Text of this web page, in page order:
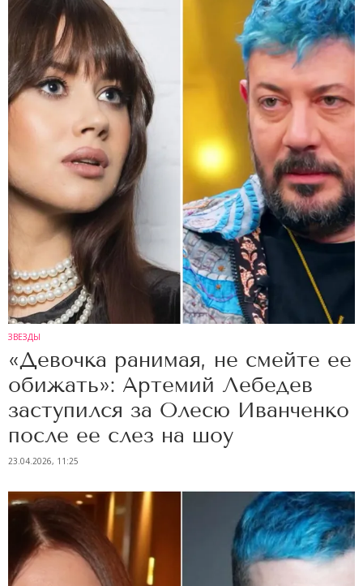
ЗВЕЗДЫ
«Девочка ранимая, не смейте ее
обижать»: Артемий Лебедев
заступился за Олесю Иванченко
после ее слез на шоу
23.04.2026, 11:25